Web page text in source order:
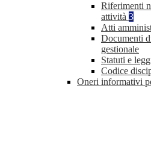
Riferimenti
attività 3
Atti
Documenti
gestionale
Statuti e
Codice
Oneri informativi